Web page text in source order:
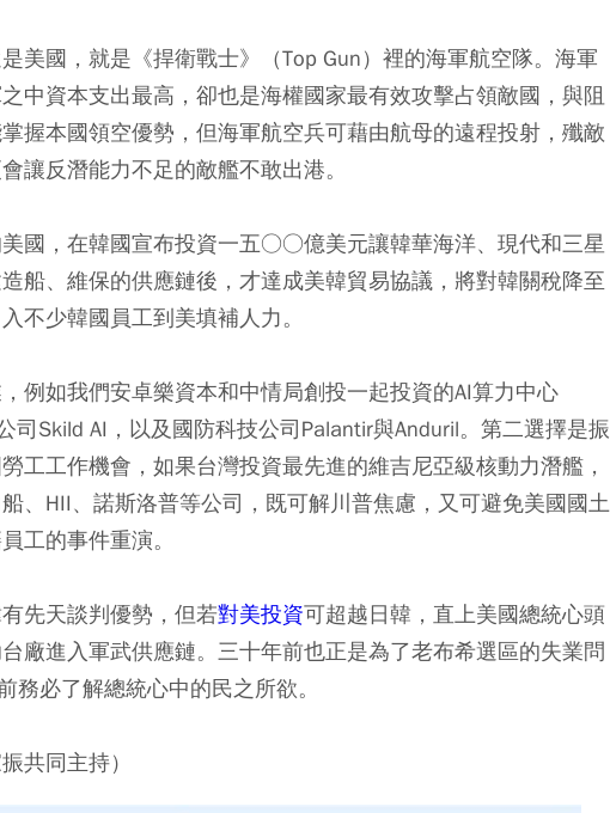
美國，就是《捍衛戰士》（Top Gun）裡的海軍航空隊。海軍
中資本支出最高，卻也是海權國家最有效攻擊占領敵國，與阻
握本國領空優勢，但海軍航空兵可藉由航母的遠程投射，殲敵
讓反潛能力不足的敵艦不敢出港。
國，在韓國宣布投資一五○○億美元讓韓華海洋、現代和三星
船、維保的供應鏈後，才達成美韓貿易協議，將對韓關稅降至
不少韓國員工到美填補人力。
例如我們安卓樂資本和中情局創投一起投資的AI算力中心
司Skild AI，以及國防科技公司Palantir與Anduril。第二選擇是振
工工作機會，如果台灣投資最先進的維吉尼亞級核動力潛艦，
、HII、諾斯洛普等公司，既可解川普焦慮，又可避免美國國土
工的事件重演。
先天談判優勢，但若對美投資可超越日韓，直上美國總統心頭
廠進入軍武供應鏈。三十年前也正是為了老布希選區的失業問
必了解總統心中的民之所欲。
共同主持）